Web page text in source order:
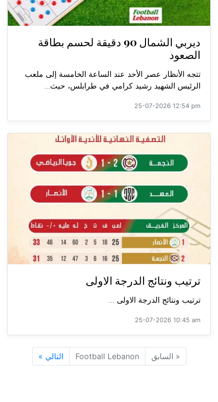
ديربي الشمال 90 دقيقة لحسم بطاقة
الصعود
تتجه الأنظار عصر الأحد عند الساعة الخامسة إلى ملعب
الرئيس الشهيد رشيد كرامي في طرابلس، حيث...
25-07-2026 12:54 pm
ترتيب ونتائج الدرجة الاولى
ترتيب ونتائج الدرجة الاولى ...
25-07-2026 10:45 am
« السابق Football Lebanon التالي »